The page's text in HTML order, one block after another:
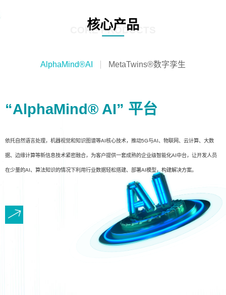
核心产品
CORE PRODUCTS
AlphaMind®AI MetaTwins®数字孪生
“AlphaMind® AI” 平台
依托自然语言处理，机器视觉和知识图谱等AI核心技术，推动5G与AI、物联网、云计算、大数
据、边缘计算等新信息技术紧密融合，为客户提供一套成熟的企业级智能化AI中台，让开发人员
在少量的AI、算法知识的情况下利用行业数据轻松搭建、部署AI模型，构建解决方案。